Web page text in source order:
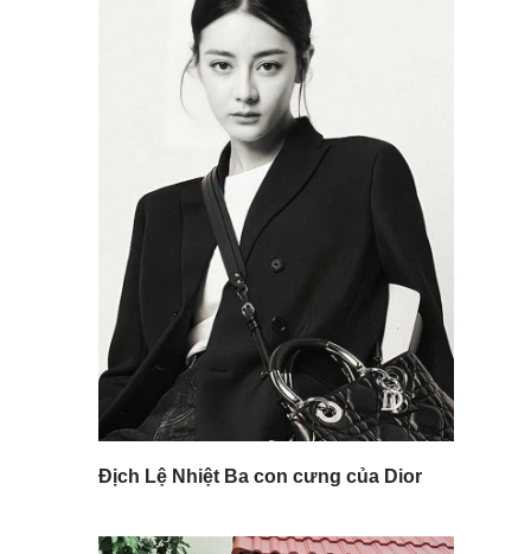
Địch Lệ Nhiệt Ba con cưng của Dior